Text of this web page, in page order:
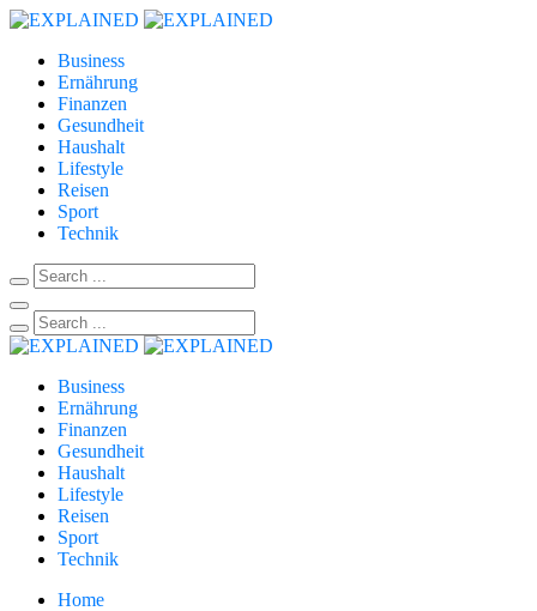
Business
Ernährung
Finanzen
Gesundheit
Haushalt
Lifestyle
Reisen
Sport
Technik
Business
Ernährung
Finanzen
Gesundheit
Haushalt
Lifestyle
Reisen
Sport
Technik
Home